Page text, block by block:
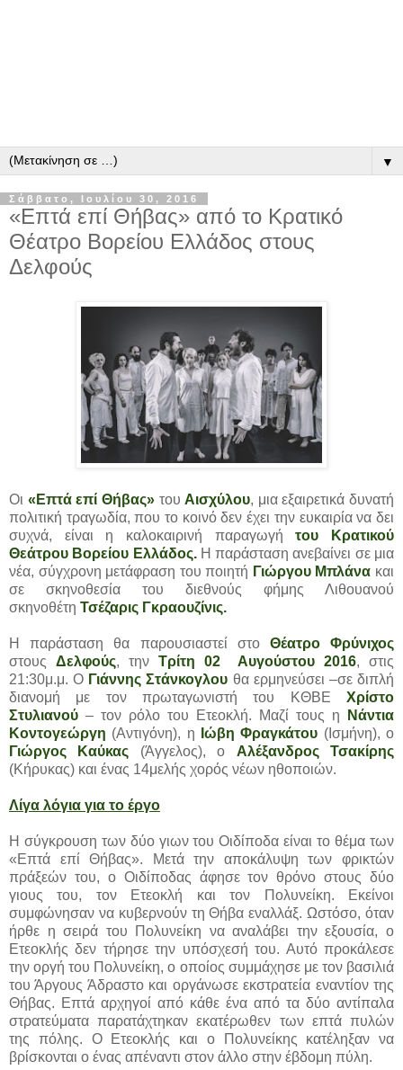
▼
Σάββατο, Ιουλίου 30, 2016
«Επτά επί Θήβας» από το Κρατικό
Θέατρο Βορείου Ελλάδος στους
Δελφούς
Οι «Επτά επί Θήβας»τουΑισχύλου, μια εξαιρετικά δυνατή
πολιτική τραγωδία, που το κοινό δεν έχει την ευκαιρία να δει
συχνά, είναι η καλοκαιρινή παραγωγήτου Κρατικού
Θεάτρου Βορείου Ελλάδος. Η παράσταση ανεβαίνει σε μια
νέα, σύγχρονη μετάφραση του ποιητή Γιώργου Μπλάνα και
σε σκηνοθεσία του διεθνούς φήμης Λιθουανού
σκηνοθέτη Τσέζαρις Γκραουζίνις.
Η παράσταση θα παρουσιαστεί στο Θέατρο Φρύνιχος
στους Δελφούς, την Τρίτη 02 Αυγούστου 2016, στις
21:30μ.μ. Ο Γιάννης Στάνκογλου θα ερμηνεύσει –σε διπλή
διανομή με τον πρωταγωνιστή του ΚΘΒΕ Χρίστο
Στυλιανού – τον ρόλο του Ετεοκλή. Μαζί τους η
Νάντια
Κοντογεώργη (Αντιγόνη), η Ιώβη Φραγκάτου (Ισμήνη), ο
Γιώργος Καύκας (Άγγελος), ο Αλέξανδρος Τσακίρης
(Κήρυκας) και ένας 14μελής χορός νέων ηθοποιών.
Λίγα λόγια για το έργο
Η σύγκρουση των δύο γιων του Οιδίποδα είναι το θέμα των
«Επτά επί Θήβας». Μετά την αποκάλυψη των φρικτών
πράξεών του, ο Οιδίποδας άφησε τον θρόνο στους δύο
γιους του, τον Ετεοκλή και τον Πολυνείκη. Εκείνοι
συμφώνησαν να κυβερνούν τη Θήβα εναλλάξ. Ωστόσο, όταν
ήρθε η σειρά του Πολυνείκη να αναλάβει την εξουσία, ο
Ετεοκλής δεν τήρησε την υπόσχεσή του. Αυτό προκάλεσε
την οργή του Πολυνείκη, ο οποίος συμμάχησε με τον βασιλιά
του Άργους Άδραστο και οργάνωσε εκστρατεία εναντίον της
Θήβας. Επτά αρχηγοί από κάθε ένα από τα δύο αντίπαλα
στρατεύματα παρατάχτηκαν εκατέρωθεν των επτά πυλών
της πόλης. O Ετεοκλής και ο Πολυνείκης κατέληξαν να
βρίσκονται ο ένας απέναντι στον άλλο στην έβδομη πύλη.